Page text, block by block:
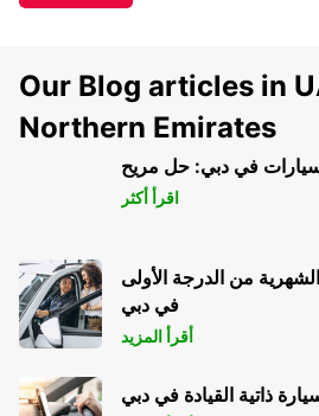
Our Blog articles in
Northern Emirates
في دبي: حل مريح
اقرأ أكثر
من الدرجة الأولى
في دبي
أقرأ المزيد
ذاتية القيادة في دبي